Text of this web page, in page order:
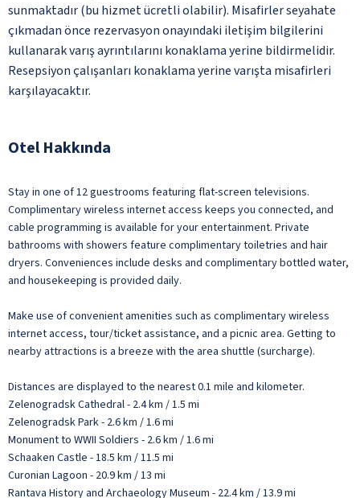
sunmaktadır (bu hizmet ücretli olabilir). Misafirler seyahate
çıkmadan önce rezervasyon onayındaki iletişim bilgilerini
kullanarak varış ayrıntılarını konaklama yerine bildirmelidir.
Resepsiyon çalışanları konaklama yerine varışta misafirleri
karşılayacaktır.
Otel Hakkında
Stay in one of 12 guestrooms featuring flat-screen televisions.
Complimentary wireless internet access keeps you connected, and
cable programming is available for your entertainment. Private
bathrooms with showers feature complimentary toiletries and hair
dryers. Conveniences include desks and complimentary bottled water,
and housekeeping is provided daily.
Make use of convenient amenities such as complimentary wireless
internet access, tour/ticket assistance, and a picnic area. Getting to
nearby attractions is a breeze with the area shuttle (surcharge).
Distances are displayed to the nearest 0.1 mile and kilometer.
Zelenogradsk Cathedral - 2.4 km / 1.5 mi
Zelenogradsk Park - 2.6 km / 1.6 mi
Monument to WWII Soldiers - 2.6 km / 1.6 mi
Schaaken Castle - 18.5 km / 11.5 mi
Curonian Lagoon - 20.9 km / 13 mi
Rantava History and Archaeology Museum - 22.4 km / 13.9 mi